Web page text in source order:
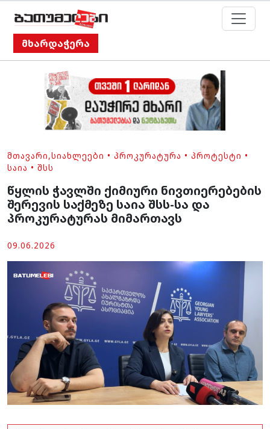
მხარდაჭერა
ᲛᲗᲐᲕᲐᲠᲘ,ᲡᲘᲐᲮᲚᲔᲔᲑᲘ • ᲞᲠᲝᲙᲣᲠᲐᲢᲣᲠᲐ • ᲞᲠᲝᲢᲔᲡᲢᲘ •
ᲡᲐᲘᲐ • ᲨᲡᲡ
წყლის ჭავლში ქიმიური ნივთიერებების
შერევის საქმეზე საია შსს-სა და
პროკურატურას მიმართავს
09.06.2026